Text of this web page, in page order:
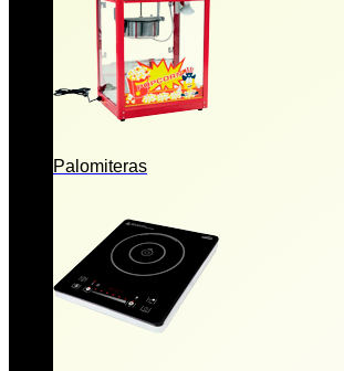
Palomiteras